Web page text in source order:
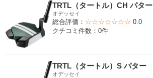
TRTL（タートル）CH パター
オデッセイ
総合評価： ☆☆☆☆☆☆☆ 0.0
クチコミ件数：0件
TRTL（タートル）S パター
オデッセイ